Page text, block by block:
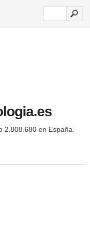
2.808.680 en España.